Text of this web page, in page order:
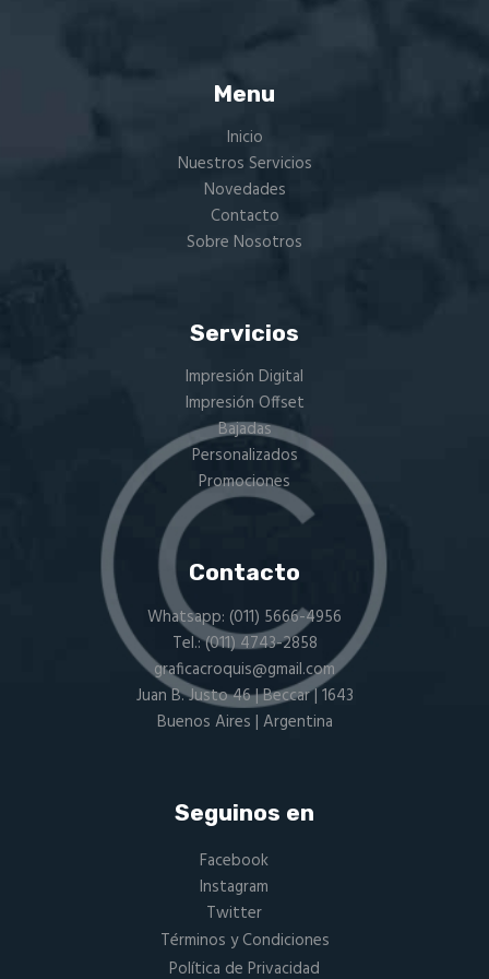
en
página
de
producto
Menu
Inicio
Nuestros Servicios
Novedades
Contacto
Sobre Nosotros
Servicios
Impresión Digital
Impresión Offset
Bajadas
Personalizados
Promociones
Contacto
Whatsapp: (011) 5666-4956
Tel.:(011) 4743-2858
graficacroquis@gmail.com
Juan B. Justo 46 | Beccar | 1643
Buenos Aires | Argentina
Seguinos en
Facebook
Instagram
Twitter
Términos y Condiciones
Política de Privacidad